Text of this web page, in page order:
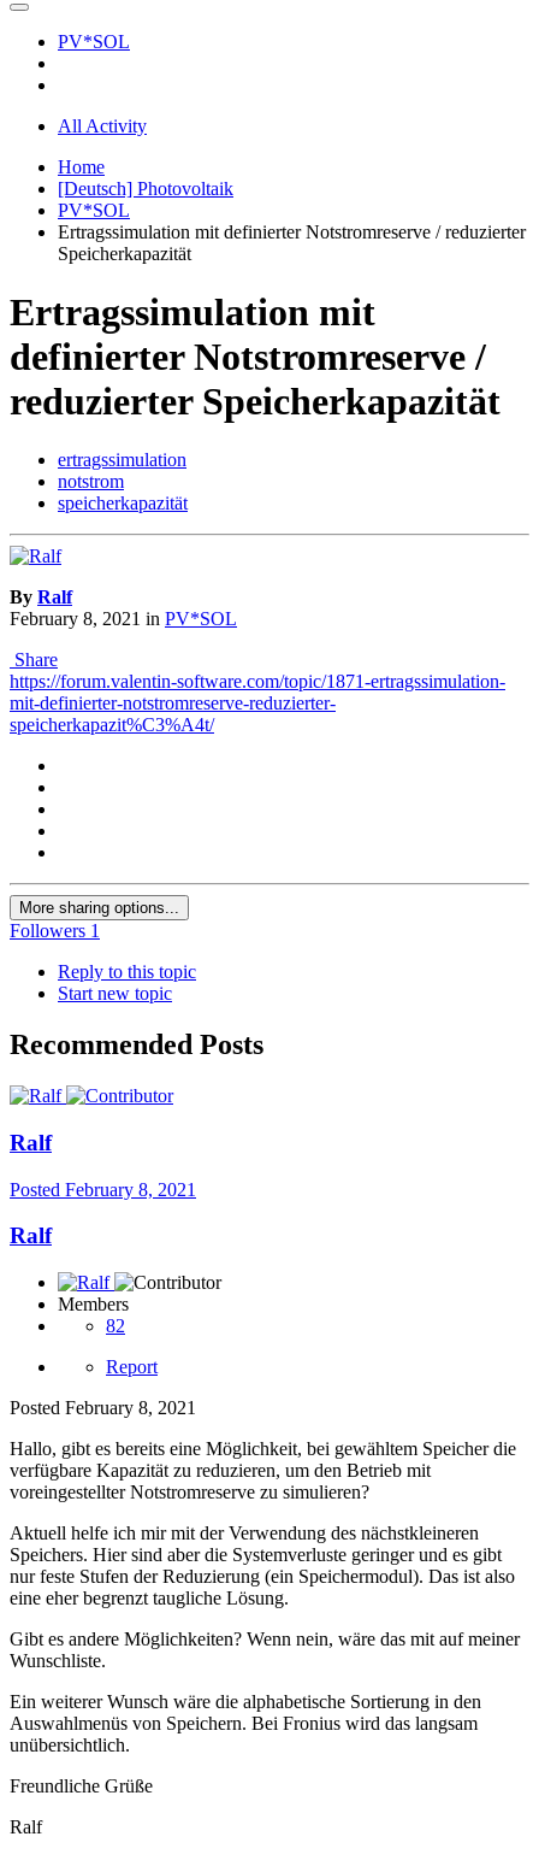
PV*SOL
All Activity
Home
[Deutsch] Photovoltaik
PV*SOL
Ertragssimulation mit definierter Notstromreserve / reduzierter
Speicherkapazität
Ertragssimulation mit
definierter Notstromreserve /
reduzierter Speicherkapazität
ertragssimulation
notstrom
speicherkapazität
By Ralf
February 8, 2021 in PV*SOL
Share
https://forum.valentin-software.com/topic/1871-ertragssimulation-
mit-definierter-notstromreserve-reduzierter-
speicherkapazit%C3%A4t/
More sharing options...
Followers 1
Reply to this topic
Start new topic
Recommended Posts
Ralf
Posted February 8, 2021
Ralf
Members
82
Report
Posted February 8, 2021
Hallo, gibt es bereits eine Möglichkeit, bei gewähltem Speicher die
verfügbare Kapazität zu reduzieren, um den Betrieb mit
voreingestellter Notstromreserve zu simulieren?
Aktuell helfe ich mir mit der Verwendung des nächstkleineren
Speichers. Hier sind aber die Systemverluste geringer und es gibt
nur feste Stufen der Reduzierung (ein Speichermodul). Das ist also
eine eher begrenzt taugliche Lösung.
Gibt es andere Möglichkeiten? Wenn nein, wäre das mit auf meiner
Wunschliste.
Ein weiterer Wunsch wäre die alphabetische Sortierung in den
Auswahlmenüs von Speichern. Bei Fronius wird das langsam
unübersichtlich.
Freundliche Grüße
Ralf